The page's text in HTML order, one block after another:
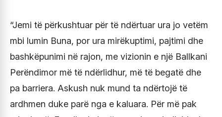
“Jemi të përkushtuar për të ndërtuar ura jo vetëm
mbi lumin Buna, por ura mirëkuptimi, pajtimi dhe
bashkëpunimi në rajon, me vizionin e një Ballkani
Perëndimor më të ndërlidhur, më të begatë dhe
pa barriera. Askush nuk mund ta ndërtojë të
ardhmen duke parë nga e kaluara. Për më pak